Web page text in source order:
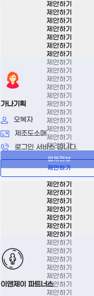
제안하기
제안하기
제안하기
제안하기
제안하기
제안하기
제안하기
제안하기
제안하기
제안하기
제안하기
제안하기
제안하기
제안하기
제안하기
제안하기
제안하기
제안하기
업체정보
가나기획
오복자
제조도소매
로그인 서비스 입니다.
제안하기
제안하기
제안하기
제안하기
제안하기
제안하기
제안하기
제안하기
제안하기
제안하기
제안하기
제안하기
제안하기
제안하기
제안하기
이앤제이 파트너스